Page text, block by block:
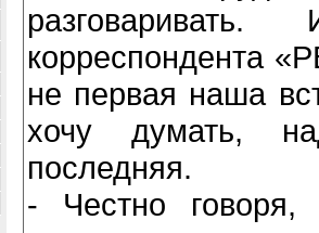
корреспондента
не первая наша
хочу думать,
последняя.
- Честно говоря,